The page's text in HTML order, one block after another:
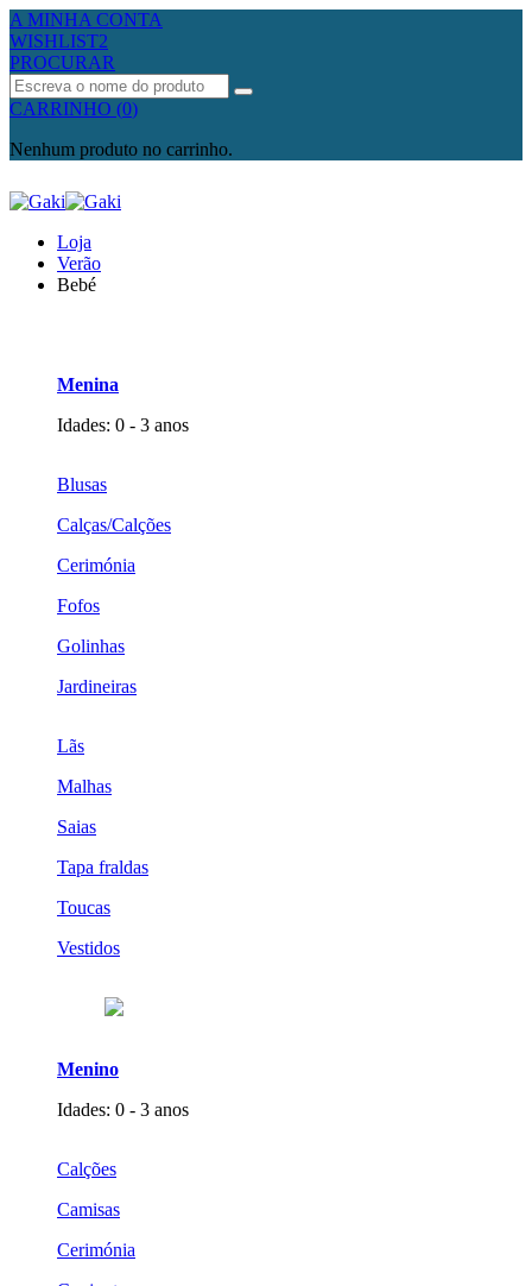
A MINHA CONTA
WISHLIST2
PROCURAR
Procurar
CARRINHO (0)
Nenhum produto no carrinho.
Loja
Verão
Bebé
Menina
Idades: 0 - 3 anos
Blusas
Calças/Calções
Cerimónia
Fofos
Golinhas
Jardineiras
Lãs
Malhas
Saias
Tapa fraldas
Toucas
Vestidos
Menino
Idades: 0 - 3 anos
Calções
Camisas
Cerimónia